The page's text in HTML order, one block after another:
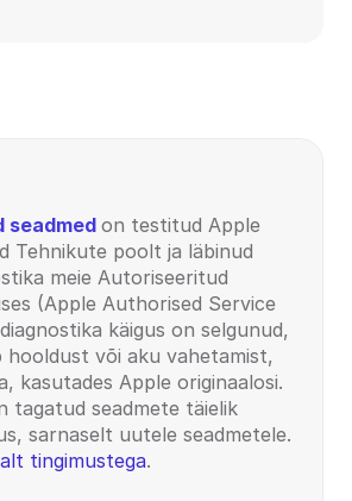
seadmed on testitud Apple
Tehnikute poolt ja läbinud
meie Autoriseeritud
(Apple Authorised Service
käigus on selgunud,
hooldust või aku vahetamist,
kasutades Apple originaalosi.
tagatud seadmete täielik
tingimustega.